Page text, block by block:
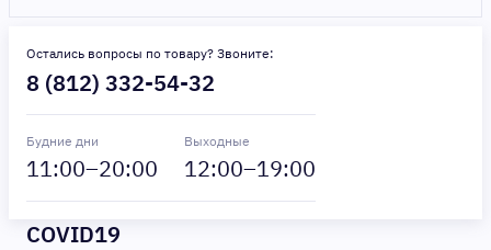
Остались вопросы по товару? Звоните:
8 (812) 332-54-32
Будние дни
11:00–20:00
Выходные
12:00–19:00
COVID19